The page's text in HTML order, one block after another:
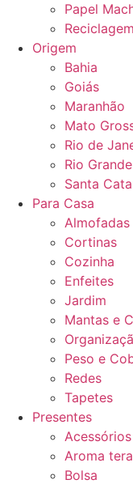
Papel
Reciclagem
Origem
Bahia
Goiás
Maranhão
Mato
Rio de
Rio
Santa
Para Casa
Almofadas
Cortinas
Cozinha
Enfeites
Jardim
Mantas e
Peso e
Redes
Tapetes
Presentes
Acessórios
Aroma
Bolsa